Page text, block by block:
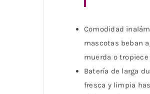
Comodidad
mascotas beban
muerda o
Batería de larga
fresca y limpia